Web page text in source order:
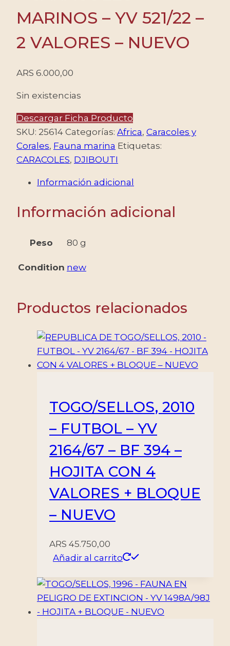
MARINOS – YV 521/22 –
2 VALORES – NUEVO
ARS 6.000,00
Sin existencias
Descargar Ficha Producto
SKU: 25614 Categorías: Africa, Caracoles y
Corales, Fauna marina Etiquetas:
CARACOLES, DJIBOUTI
Información adicional
Información adicional
Peso 80 g
Condition new
Productos relacionados
TOGO/SELLOS, 2010
– FUTBOL – YV
2164/67 – BF 394 –
HOJITA CON 4
VALORES + BLOQUE
– NUEVO
ARS 45.750,00
Añadir al carrito